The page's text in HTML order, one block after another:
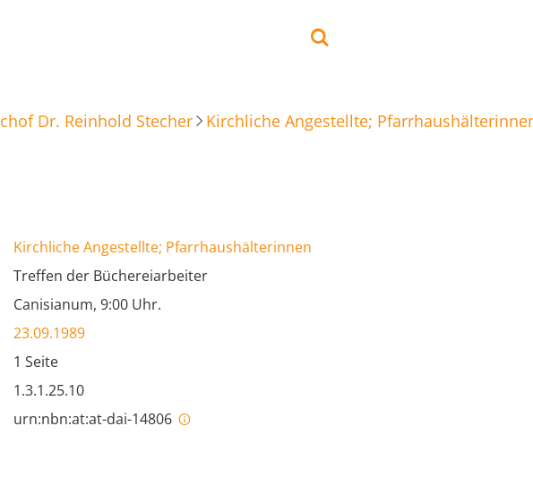
Dr. Reinhold Stecher Kirchliche Angestellte;
Kirchliche Angestellte; Pfarrhaushälterinnen
Treffen der Büchereiarbeiter
Canisianum, 9:00 Uhr.
23.09.1989
1 Seite
1.3.1.25.10
urn:nbn:at:at-dai-14806